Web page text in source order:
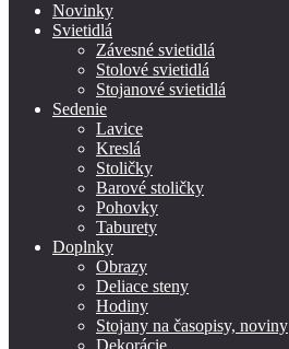
Novinky
Svietidlá
Závesné svietidlá
Stolové svietidlá
Stojanové svietidlá
Sedenie
Lavice
Kreslá
Stoličky
Barové stoličky
Pohovky
Taburety
Doplnky
Obrazy
Deliace steny
Hodiny
Stojany na časopisy, noviny
Dekorácie